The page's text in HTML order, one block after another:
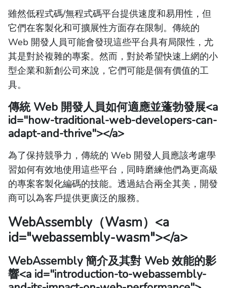
雖然低程式碼/無程式碼平台提供速度和易用性，但
它們在客製化和可擴展性方面存在限制。傳統的
Web 開發人員可能會發現這些平台具有局限性，尤
其是對於複雜的專案。然而，對於希望快速上網的小
型企業和新創公司來說，它們可能是個有價值的工
具。
傳統 Web 開發人員如何適應並蓬勃發展<a
id="how-traditional-web-developers-can-
adapt-and-thrive"></a>
為了保持競爭力，傳統的 Web 開發人員應該考慮學
習如何有效地使用這些平台，同時磨練他們為更高級
的專案客製化編碼的技能。透過結合兩全其美，開發
商可以為客戶提供更廣泛的服務。
WebAssembly（Wasm） <a
id="webassembly-wasm"></a>
WebAssembly 簡介及其對 Web 效能的影
響<a id="introduction-to-webassembly-